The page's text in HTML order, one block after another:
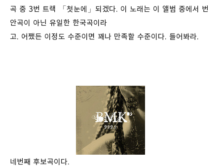
곡 중 3번 트랙 「첫눈에」되겠다. 이 노래는 이 앨범 중에서 번
안곡이 아닌 유일한 한국곡이라
고. 어쨌든 이정도 수준이면 꽤나 만족할 수준이다. 들어봐라.
네번째 후보곡이다.